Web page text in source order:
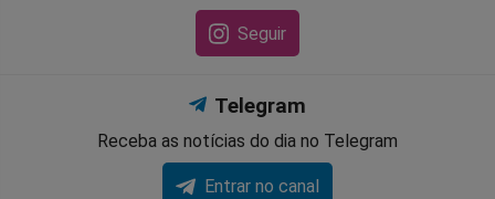
Seguir
Telegram
Receba as notícias do dia no Telegram
Entrar no canal